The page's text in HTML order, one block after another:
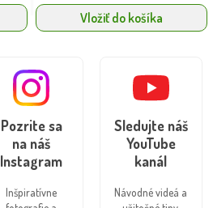
Vložiť do košíka
Pozrite sa
na náš
Instagram
Inšpiratívne
Sledujte náš
YouTube
kanál
Návodné videá a